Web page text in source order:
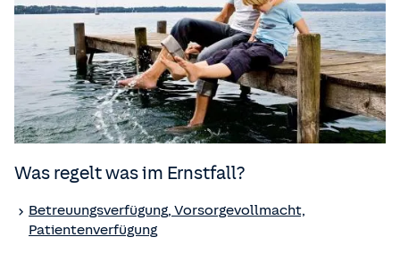
Was regelt was im Ernstfall?
Betreuungsverfügung, Vorsorgevollmacht,
Patientenverfügung